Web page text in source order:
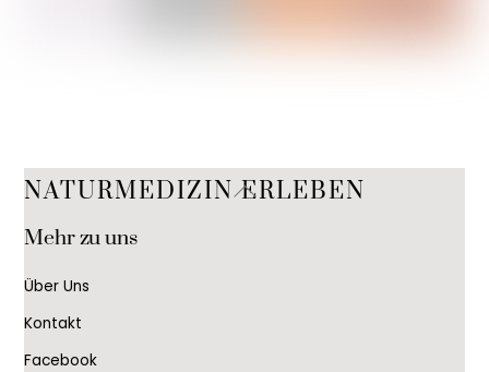
Back
NATURMEDIZIN ERLEBEN
Mehr zu uns
Über Uns
Kontakt
Facebook